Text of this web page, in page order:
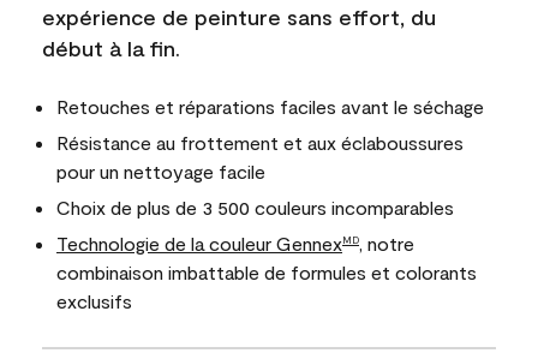
expérience de peinture sans effort, du
début à la fin.
Retouches et réparations faciles avant le séchage
Résistance au frottement et aux éclaboussures
pour un nettoyage facile
Choix de plus de 3 500 couleurs incomparables
Technologie de la couleur GennexMD
, notre
combinaison imbattable de formules et colorants
exclusifs